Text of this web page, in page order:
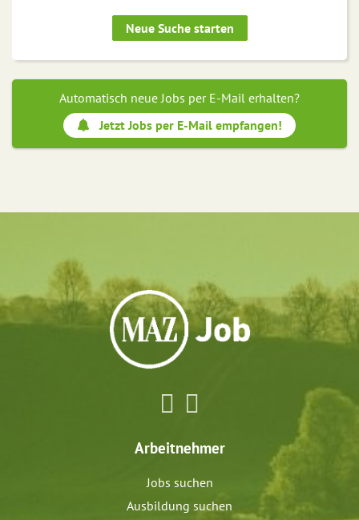
Neue Suche starten
Automatisch neue Jobs per E-Mail erhalten?
Jetzt Jobs per E-Mail empfangen!
Arbeitnehmer
Jobs suchen
Ausbildung suchen